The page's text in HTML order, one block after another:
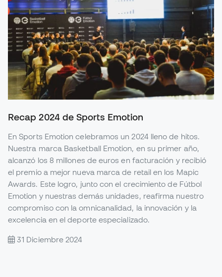
Recap 2024 de Sports Emotion
En Sports Emotion celebramos un 2024 lleno de hitos.
Nuestra marca Basketball Emotion, en su primer año,
alcanzó los 8 millones de euros en facturación y recibió
el premio a mejor nueva marca de retail en los Mapic
Awards. Este logro, junto con el crecimiento de Fútbol
Emotion y nuestras demás unidades, reafirma nuestro
compromiso con la omnicanalidad, la innovación y la
excelencia en el deporte especializado.
31 Diciembre 2024